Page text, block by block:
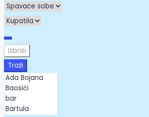
Izbriši
Traži